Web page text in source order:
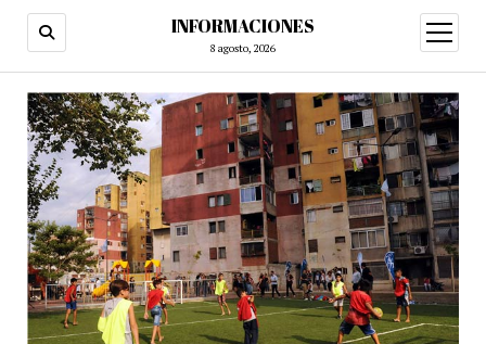
INFORMACIONES
8 agosto, 2026
abrir
menú